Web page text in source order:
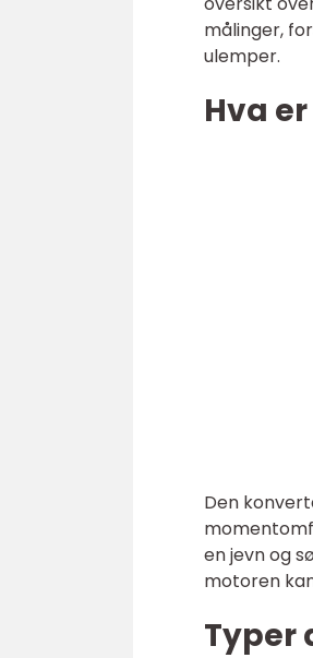
målinger,
ulemper.
Hva
Den
en jevn og
motoren
Typer